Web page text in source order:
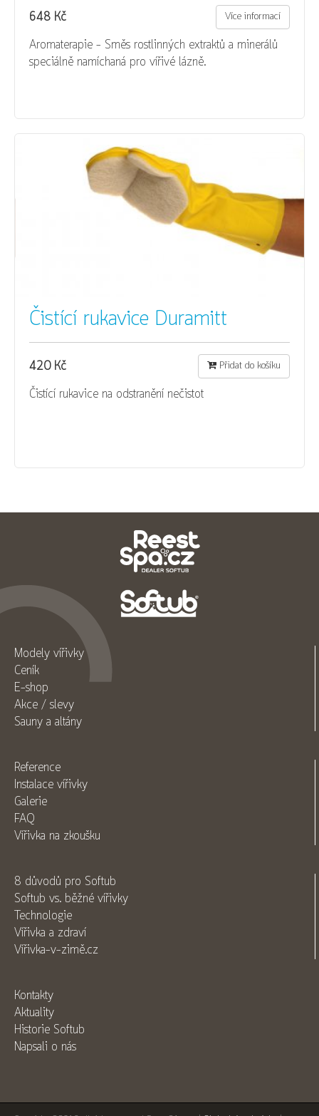
648 Kč Více informací
Aromaterapie - Směs rostlinných extraktů a minerálů
speciálně namíchaná pro vířivé lázně.
Čistící rukavice Duramitt
420 Kč Přidat do košíku
Čistící rukavice na odstranění nečistot
Modely vířivky
Ceník
E-shop
Akce / slevy
Sauny a altány
Reference
Instalace vířivky
Galerie
FAQ
Vířivka na zkoušku
8 důvodů pro Softub
Softub vs. běžné vířivky
Technologie
Vířivka a zdraví
Vířivka-v-zimě.cz
Kontakty
Aktuality
Historie Softub
Napsali o nás